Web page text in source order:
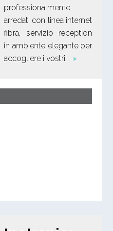
professionalmente
arredati con linea internet
fibra, servizio reception
in ambiente elegante per
accogliere i vostri … »